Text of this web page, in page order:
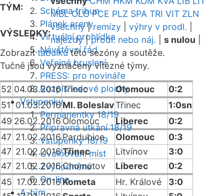
Schéma tribun
Plánek areny
Virtuální prohlídka
Návštěvní řád
Veřejné bruslení
PRESS: pro novináře
Rozpis ledové plochy
Vstupenky
Permanentky 18/19
Přípravná utkání 18/19
Vstupenky 18/19
Uvolňování míst
Zvýhodněné
On-line
A-tým
TÝM:
MBL OLO PCE PLZ SPA TRI VIT ZLN
VÝSLEDKY:
všechny|remízy výhry v prodl.
nájezdy|prodl. nebo náj. s nulou
Zobrazittabulkutéto sezóny a soutěže.
Tučně jsou vyznačeny vítězné týmy.
52 04.03.2016Třinec Olomouc
0:2
51
01.03.2016Ml. BoleslavTřinec
1:0sn
49 26.02.2016Olomouc Liberec
0:2
47 21.02.2016Pardubice Olomouc
0:3
47 21.02.2016Třinec Litvínov
3:0
47 21.02.2016Chomutov Liberec
0:2
45 17.02.2016Kometa Hr. Králové
3:0